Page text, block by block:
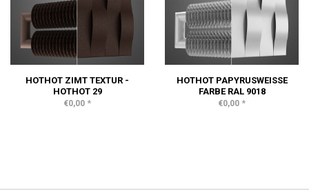
HOTHOT ZIMT TEXTUR -
HOTHOT 29
€0,00 *
HOTHOT PAPYRUSWEISSE F
ARBE RAL 9018
€0,00 *